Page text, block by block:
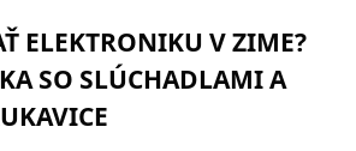
ELEKTRONIKU V ZIME?
SO SLÚCHADLAMI A